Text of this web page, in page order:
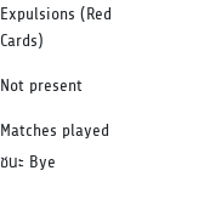
Expulsions (Red
Cards)
Not present
Matches played
ชนะ Bye